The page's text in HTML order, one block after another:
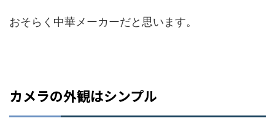
おそらく中華メーカーだと思います。
カメラの外観はシンプル